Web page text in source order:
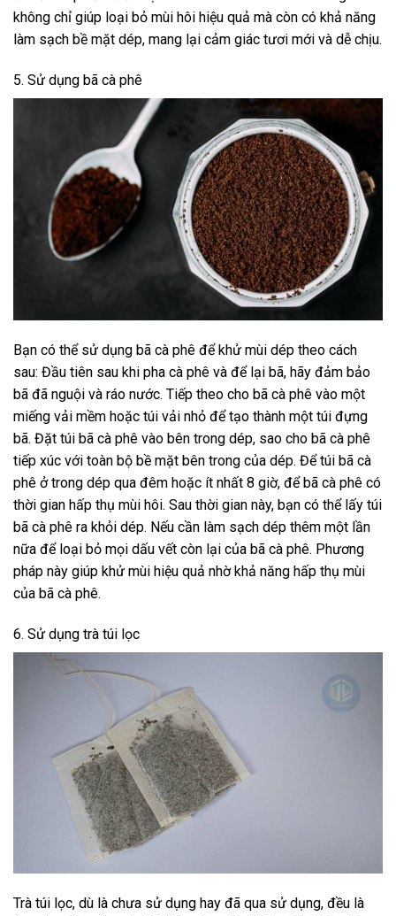
không chỉ giúp loại bỏ mùi hôi hiệu quả mà còn có khả năng
làm sạch bề mặt dép, mang lại cảm giác tươi mới và dễ chịu.
5. Sử dụng bã cà phê
Bạn có thể sử dụng bã cà phê để khử mùi dép theo cách
sau: Đầu tiên sau khi pha cà phê và để lại bã, hãy đảm bảo
bã đã nguội và ráo nước. Tiếp theo cho bã cà phê vào một
miếng vải mềm hoặc túi vải nhỏ để tạo thành một túi đựng
bã. Đặt túi bã cà phê vào bên trong dép, sao cho bã cà phê
tiếp xúc với toàn bộ bề mặt bên trong của dép. Để túi bã cà
phê ở trong dép qua đêm hoặc ít nhất 8 giờ, để bã cà phê có
thời gian hấp thụ mùi hôi. Sau thời gian này, bạn có thể lấy túi
bã cà phê ra khỏi dép. Nếu cần làm sạch dép thêm một lần
nữa để loại bỏ mọi dấu vết còn lại của bã cà phê. Phương
pháp này giúp khử mùi hiệu quả nhờ khả năng hấp thụ mùi
của bã cà phê.
6. Sử dụng trà túi lọc
Trà túi lọc, dù là chưa sử dụng hay đã qua sử dụng, đều là